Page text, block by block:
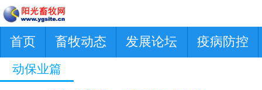
首页 畜牧动态 发展论坛 疫病防控
动保业篇